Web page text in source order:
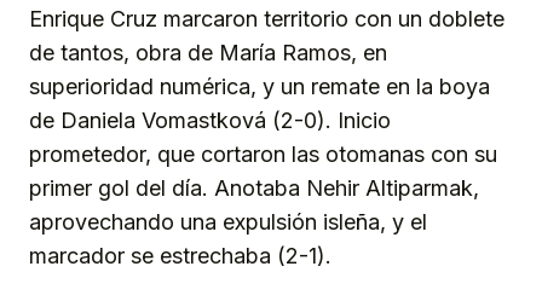
Enrique Cruz marcaron territorio con un doblete
de tantos, obra de María Ramos, en
superioridad numérica, y un remate en la boya
de Daniela Vomastková (2-0). Inicio
prometedor, que cortaron las otomanas con su
primer gol del día. Anotaba Nehir Altiparmak,
aprovechando una expulsión isleña, y el
marcador se estrechaba (2-1).